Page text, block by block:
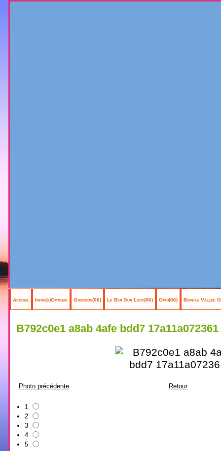
Accueil Infini(s)Optique Gourdon(06) Le Bar Sur Loup(06) Opio(06) Bureau Vallée
B792c0e1 a8ab 4afe bdd7 17a11a072361
Photo précédente Retour
1
2
3
4
5